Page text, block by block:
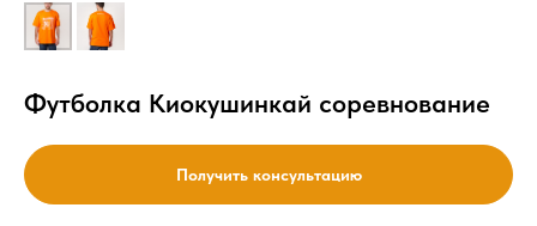
Футболка Киокушинкай соревнование
Получить консультацию